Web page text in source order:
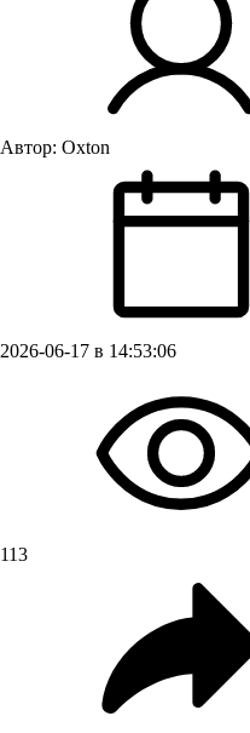
Автор: Oxton
2026-06-17 в 14:53:06
113